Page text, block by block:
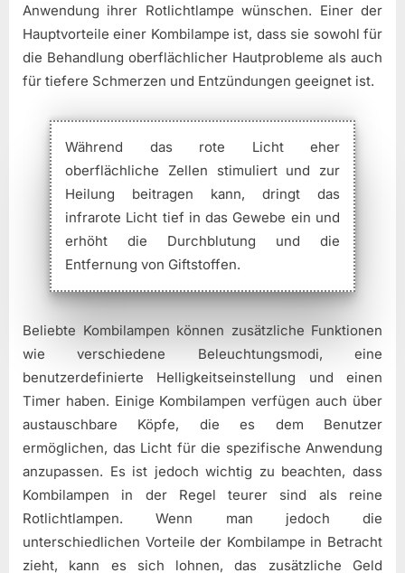
Anwendung ihrer Rotlichtlampe wünschen. Einer der
Hauptvorteile einer Kombilampe ist, dass sie sowohl für
die Behandlung oberflächlicher Hautprobleme als auch
für tiefere Schmerzen und Entzündungen geeignet ist.
Während das rote Licht eher
oberflächliche Zellen stimuliert und zur
Heilung beitragen kann, dringt das
infrarote Licht tief in das Gewebe ein und
erhöht die Durchblutung und die
Entfernung von Giftstoffen.
Beliebte Kombilampen können zusätzliche Funktionen
wie verschiedene Beleuchtungsmodi, eine
benutzerdefinierte Helligkeitseinstellung und einen
Timer haben. Einige Kombilampen verfügen auch über
austauschbare Köpfe, die es dem Benutzer
ermöglichen, das Licht für die spezifische Anwendung
anzupassen. Es ist jedoch wichtig zu beachten, dass
Kombilampen in der Regel teurer sind als reine
Rotlichtlampen. Wenn man jedoch die
unterschiedlichen Vorteile der Kombilampe in Betracht
zieht, kann es sich lohnen, das zusätzliche Geld